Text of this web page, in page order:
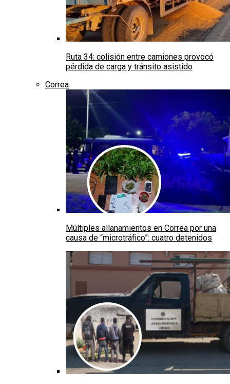
Ruta 34: colisión entre camiones provocó
pérdida de carga y tránsito asistido
Correa
Múltiples allanamientos en Correa por una
causa de “microtráfico”: cuatro detenidos